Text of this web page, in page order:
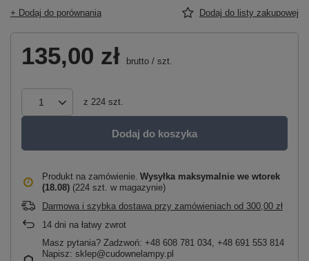
+ Dodaj do porównania Dodaj do listy zakupowej
135,00 zł brutto / szt.
z 224 szt.
Dodaj do koszyka
Produkt na zamówienie Wysyłka maksymalnie we wtorek
(18.08) (224 szt. w magazynie)
Darmowa i szybka dostawa przy zamówieniach od 300,00 zł
14 dni na łatwy zwrot
Masz pytania? Zadzwoń: +48 608 781 034, +48 691 553 814
Napisz: sklep@cudownelampy.pl